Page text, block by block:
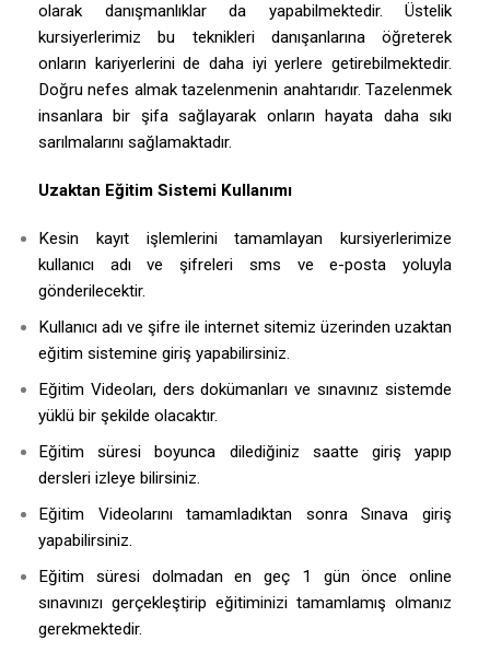
olarak danışmanlıklar da yapabilmektedir. Üstelik
kursiyerlerimiz bu teknikleri danışanlarına öğreterek
onların kariyerlerini de daha iyi yerlere getirebilmektedir.
Doğru nefes almak tazelenmenin anahtarıdır. Tazelenmek
insanlara bir şifa sağlayarak onların hayata daha sıkı
sarılmalarını sağlamaktadır.
Uzaktan Eğitim Sistemi Kullanımı
Kesin kayıt işlemlerini tamamlayan kursiyerlerimize
kullanıcı adı ve şifreleri sms ve e-posta yoluyla
gönderilecektir.
Kullanıcı adı ve şifre ile internet sitemiz üzerinden uzaktan
eğitim sistemine giriş yapabilirsiniz.
Eğitim Videoları, ders dokümanları ve sınavınız sistemde
yüklü bir şekilde olacaktır.
Eğitim süresi boyunca dilediğiniz saatte giriş yapıp
dersleri izleye bilirsiniz.
Eğitim Videolarını tamamladıktan sonra Sınava giriş
yapabilirsiniz.
Eğitim süresi dolmadan en geç 1 gün önce online
sınavınızı gerçekleştirip eğitiminizi tamamlamış olmanız
gerekmektedir.